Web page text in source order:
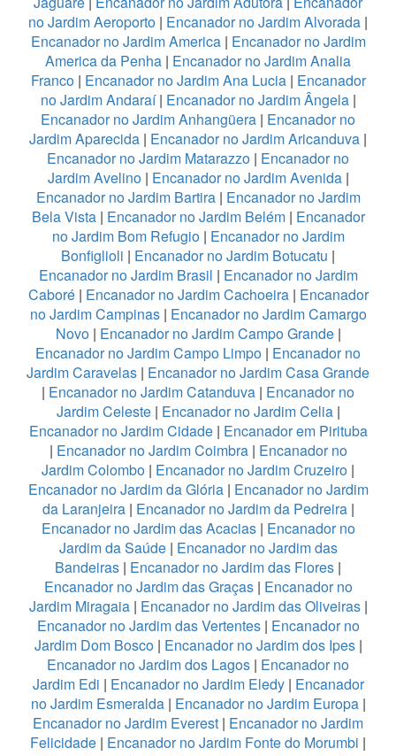
no Jardim Aeroporto | Encanador no Jardim Alvorada |
Encanador no Jardim America| Encanador no Jardim
America da Penha | Encanador no Jardim Analia
Franco| Encanador no Jardim Ana Lucia| Encanador
no Jardim Andaraí| Encanador no Jardim Ângela|
Encanador no Jardim Anhangüera | Encanador no
Jardim Aparecida | Encanador no Jardim Aricanduva |
Encanador no Jardim Matarazzo | Encanador no
Jardim Avelino| Encanador no Jardim Avenida|
Encanador no Jardim Bartira| Encanador no Jardim
Bela Vista| Encanador no Jardim Belém| Encanador
no Jardim Bom Refugio| Encanador no Jardim
Bonfiglioli | Encanador no Jardim Botucatu |
Encanador no Jardim Brasil | Encanador no Jardim
Caboré| Encanador no Jardim Cachoeira| Encanador
no Jardim Campinas| Encanador no Jardim Camargo
Novo| Encanador no Jardim Campo Grande|
Encanador no Jardim Campo Limpo | Encanador no
Jardim Caravelas | Encanador no Jardim Casa Grande
| Encanador no Jardim Catanduva | Encanador no
Jardim Celeste| Encanador no Jardim Celia|
Encanador no Jardim Cidade| Encanador em Pirituba
| Encanador no Jardim Coimbra| Encanador no
Jardim Colombo | Encanador no Jardim Cruzeiro |
Encanador no Jardim da Glória| Encanador no Jardim
da Laranjeira| Encanador no Jardim da Pedreira|
Encanador no Jardim das Acacias| Encanador no
Jardim da Saúde| Encanador no Jardim das
Bandeiras | Encanador no Jardim das Flores |
Encanador no Jardim das Graças| Encanador no
Jardim Miragaia| Encanador no Jardim das Oliveiras|
Encanador no Jardim das Vertentes| Encanador no
Jardim Dom Bosco| Encanador no Jardim dos Ipes|
Encanador no Jardim dos Lagos | Encanador no
Jardim Edi | Encanador no Jardim Eledy| Encanador
no Jardim Esmeralda| Encanador no Jardim Europa|
Encanador no Jardim Everest | Encanador no Jardim
Felicidade | Encanador no Jardim Fonte do Morumbi |